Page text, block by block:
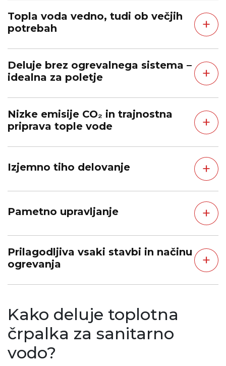
Topla voda vedno, tudi ob večjih
potrebah
+
Deluje brez ogrevalnega sistema –
idealna za poletje
+
Nizke emisije CO₂ in trajnostna
priprava tople vode
+
Izjemno tiho delovanje +
Pametno upravljanje +
Prilagodljiva vsaki stavbi in načinu
ogrevanja
+
Kako deluje toplotna
črpalka za sanitarno
vodo?